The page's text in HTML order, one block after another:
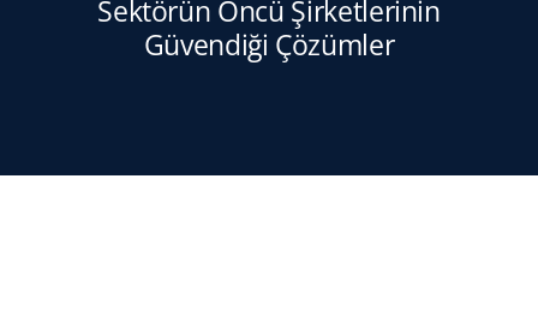
Sektörün Öncü Şirketlerinin
Güvendiği Çözümler